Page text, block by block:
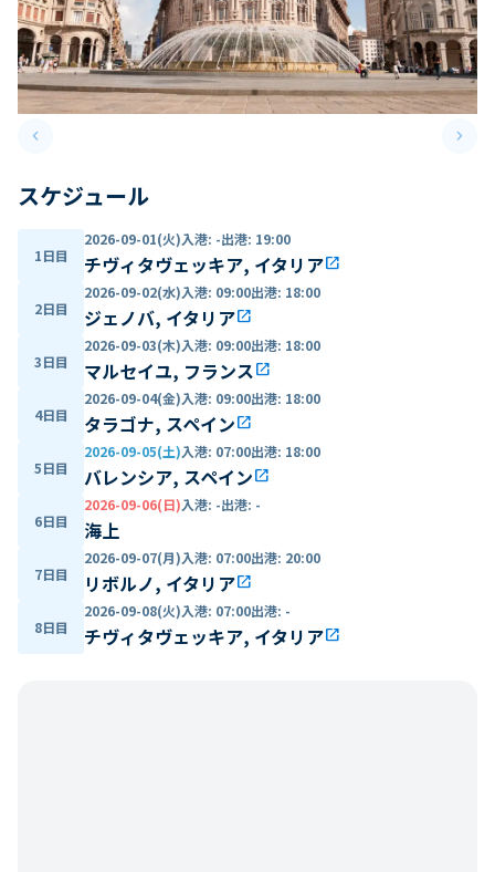
keyboard_arrow_leftPrevious slide keyboard_arrow_right
スケジュール
1日目
2026-09-01(火)入港: -出港: 19:00
チヴィタヴェッキア, イタリアopen_in_new
2日目
2026-09-02(水)入港: 09:00出港: 18:00
ジェノバ, イタリアopen_in_new
3日目
2026-09-03(木)入港: 09:00出港: 18:00
マルセイユ, フランスopen_in_new
4日目
2026-09-04(金)入港: 09:00出港: 18:00
タラゴナ, スペインopen_in_new
5日目
2026-09-05(土)入港: 07:00出港: 18:00
バレンシア, スペインopen_in_new
6日目
2026-09-06(日)入港: -出港: -
海上
7日目
2026-09-07(月)入港: 07:00出港: 20:00
リボルノ, イタリアopen_in_new
8日目
2026-09-08(火)入港: 07:00出港: -
チヴィタヴェッキア, イタリアopen_in_new